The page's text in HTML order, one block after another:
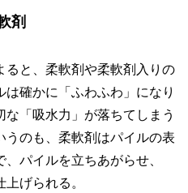
剤
ると、柔軟剤や柔軟剤入りの
確かに「ふわふわ」になり
「吸水力」が落ちてしまう
うのも、柔軟剤はパイルの表
パイルを立ちあがらせ、
上げられる。